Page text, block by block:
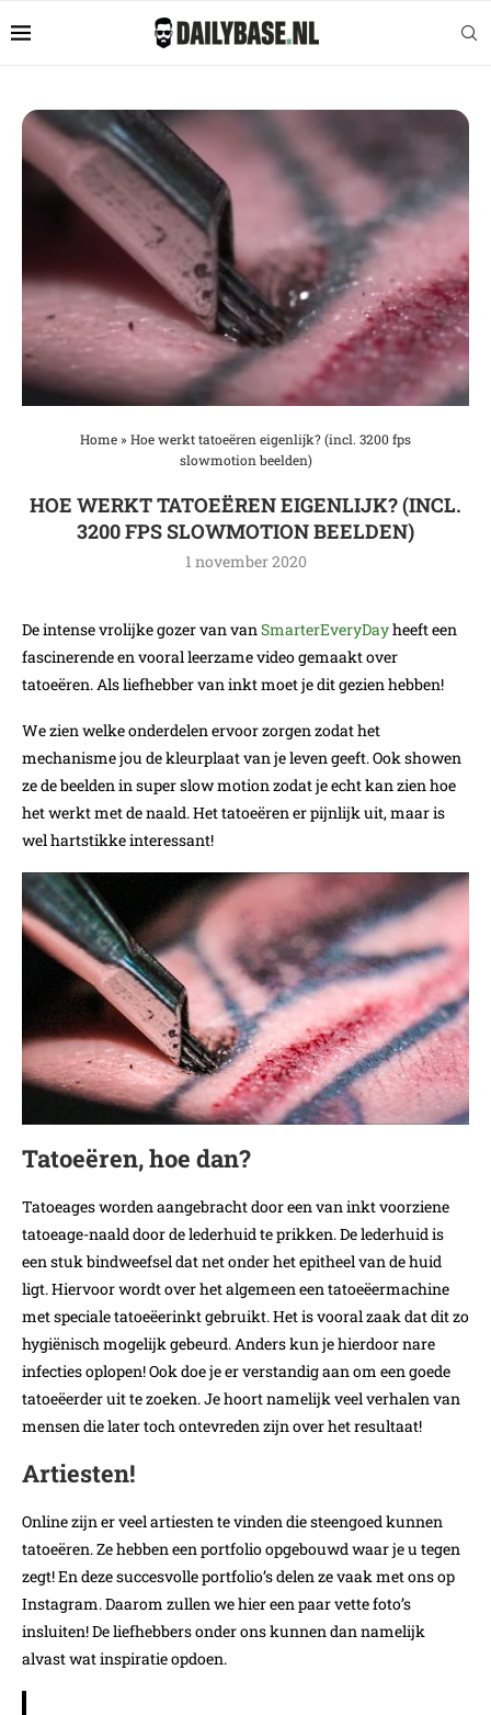
Home» Hoe werkt tatoeëren eigenlijk? (incl. 3200 fps
slowmotion beelden)
HOE WERKT TATOEËREN EIGENLIJK? (INCL.
3200 FPS SLOWMOTION BEELDEN)
1 november 2020
De intense vrolijke gozer van vanSmarterEveryDayheeft een
fascinerende en vooral leerzame video gemaakt over
tatoeëren. Als liefhebber van inkt moet je dit gezien hebben!
We zien welke onderdelen ervoor zorgen zodat het
mechanisme jou de kleurplaat van je leven geeft. Ook showen
ze de beelden in super slow motion zodat je echt kan zien hoe
het werkt met de naald. Het tatoeëren er pijnlijk uit, maar is
wel hartstikke interessant!
Tatoeëren, hoe dan?
Tatoeages worden aangebracht door een van inkt voorziene
tatoeage-naald door de lederhuid te prikken. De lederhuid is
een stuk bindweefsel dat net onder het epitheel van de huid
ligt. Hiervoor wordt over het algemeen een tatoeëermachine
met speciale tatoeëerinkt gebruikt. Het is vooral zaak dat dit zo
hygiënisch mogelijk gebeurd. Anders kun je hierdoor nare
infecties oplopen! Ook doe je er verstandig aan om een goede
tatoeëerder uit te zoeken. Je hoort namelijk veel verhalen van
mensen die later toch ontevreden zijn over het resultaat!
Artiesten!
Online zijn er veel artiesten te vinden die steengoed kunnen
tatoeëren. Ze hebben een portfolio opgebouwd waar je u tegen
zegt! En deze succesvolle portfolio’s delen ze vaak met ons op
Instagram. Daarom zullen we hier een paar vette foto’s
insluiten! De liefhebbers onder ons kunnen dan namelijk
alvast wat inspiratie opdoen.